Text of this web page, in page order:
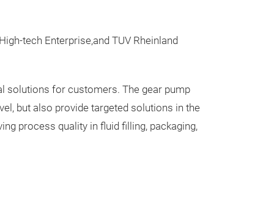
tech Enterprise,and TUV Rheinland
solutions for customers. The gear pump
but also provide targeted solutions in the
process quality in fluid filling, packaging,